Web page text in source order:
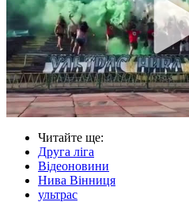
Читайте ще:
Друга ліга
Відеоновини
Нива Вінниця
ультрас